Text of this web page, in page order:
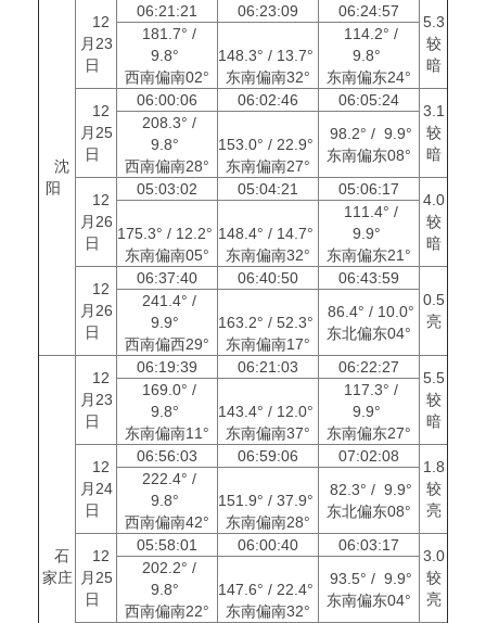
沈
阳
12
月23
日
06:21:21 06:23:09 06:24:57
5.3
较
暗
181.7° /
9.8°
西南偏南02°
148.3° / 13.7°
东南偏南32°
114.2° /
9.8°
东南偏东24°
12
月25
日
06:00:06 06:02:46 06:05:24
3.1
较
暗
208.3° /
9.8°
西南偏南28°
153.0° / 22.9°
东南偏南27°
98.2° / 9.9°
东南偏东08°
12
月26
日
05:03:02 05:04:21 05:06:17
4.0
较
暗
175.3° / 12.2°
东南偏南05°
148.4° / 14.7°
东南偏南32°
111.4° /
9.9°
东南偏东21°
12
月26
日
06:37:40 06:40:50
06:43:59
0.5
亮
241.4° /
9.9°
西南偏西29°
163.2° / 52.3°
东南偏南17°
86.4° / 10.0°
东北偏东04°
石
家庄
12
月23
日
06:19:39 06:21:03 06:22:27
5.5
较
暗
169.0° /
9.8°
东南偏南11°
143.4° / 12.0°
东南偏南37°
117.3° /
9.9°
东南偏东27°
12
月24
日
06:56:03 06:59:06 07:02:08
1.8
较
亮
222.4° /
9.8°
西南偏南42°
151.9° / 37.9°
东南偏南28°
82.3° / 9.9°
东北偏东08°
12
月25
日
05:58:01 06:00:40 06:03:17
3.0
较
亮
202.2° /
9.8°
西南偏南22°
147.6° / 22.4°
东南偏南32°
93.5° / 9.9°
东南偏东04°